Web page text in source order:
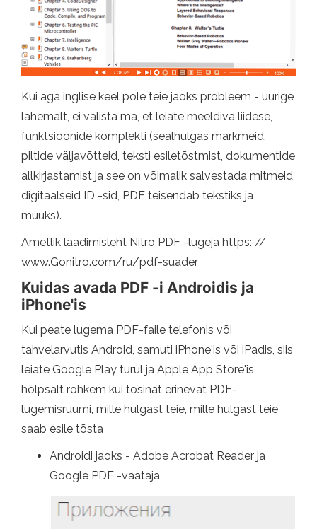
Kui aga inglise keel pole teie jaoks probleem - uurige
lähemalt, ei välista ma, et leiate meeldiva liidese,
funktsioonide komplekti (sealhulgas märkmeid,
piltide väljavõtteid, teksti esiletõstmist, dokumentide
allkirjastamist ja see on võimalik salvestada mitmeid
digitaalseid ID -sid, PDF teisendab tekstiks ja
muuks).
Ametlik laadimisleht Nitro PDF -lugeja https: //
www.Gonitro.com/ru/pdf-suader
Kuidas avada PDF -i Androidis ja
iPhone'is
Kui peate lugema PDF-faile telefonis või
tahvelarvutis Android, samuti iPhone'is või iPadis, siis
leiate Google Play turul ja Apple App Store'is
hõlpsalt rohkem kui tosinat erinevat PDF-
lugemisruumi, mille hulgast teie, mille hulgast teie
saab esile tõsta
Androidi jaoks - Adobe Acrobat Reader ja
Google PDF -vaataja